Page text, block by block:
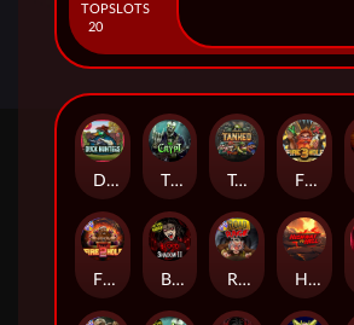
TOP
20
SLOTS
Duck Hunters Fire in the Hole 3
Highway to Hell
Blood & Shadow 2
The Crypt
Fire in the Hole 2
Tanked
Road Rage